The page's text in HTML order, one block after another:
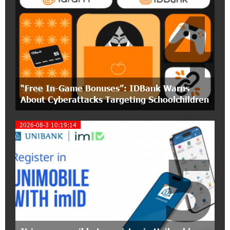
Ucom Introduces the New uMix 5000 Regional
Package: 3 Services for Just AMD 5,000 per
Month
"Monaco glamour, Vegas energy, Macau prestige
- yet uniquely Armenian." Artak Tovmasyan on
how Seven Visions is redefining world-class hospitality
11:56:27 1-07-2026
Travel Without Borders: Ucom Introduces New
15:08:55 30-06-2026
Artur Nakhshikyan has joined the Supervisory
Board of Unibank
“Free In-Game Bonuses”: IDBank Warns
About Cyberattacks Targeting Schoolchildren
4
2026-08-3 10:19:14
5